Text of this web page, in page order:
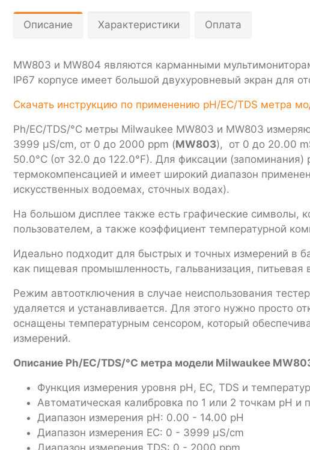
Описание Характеристики Оплата
MW803 и MW804 являются карманными
IP67 корпусе имеет большой двухуровневый экран для
Скачать инструкцию по применению pH/EC/TDS метра
Ph/EC/TDS/°C метры Milwaukee MW803 и MW803
3999 μS/cm, от 0 до 2000 ppm (MW803), от 0 до 20.00
50.0°C (от 32.0 до 122.0°F). Для фиксации
термокомпенсацией и имеет широкий диапазон
искуcственных водоемах, сточных водах).
На большом дисплее также есть графические символы,
пользователем, а также коэффициент температурной
Идеально подходит для быстрых и точных измерений в
как пищевая промышленность, гальванизация, питьевая
Режим автоотключения в случае неиспользования
удаляется и устанавливается. Для этого нужно просто
оснащены температурным сенсором, который
измерений.
Описание Ph/EC/TDS/°C метра модели Milwaukee
Функция измерения уровня pH, EC, TDS и
Автоматическая калибровка по 1 или 2 точкам pH и
Диапазон измерения pH: 0.00 - 14.00 pH
Диапазон измерения EC: 0 - 3999 μS/cm
Диапазон измерения TDS: 0 - 2000 ppm